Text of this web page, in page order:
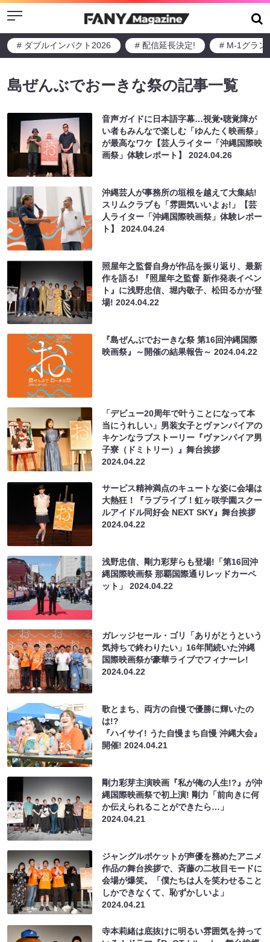
Menu
# ダブルインパクト2026 # 配信延長決定! # M-1グラン
島ぜんぶでおーきな祭の記事一覧
音声ガイドに日本語字幕…視覚•聴覚障が
い者もみんなで楽しむ「ゆんたく映画祭」
が最高なワケ【芸人ライター「沖縄国際映
画祭」体験レポート】2024.04.26
沖縄芸人が事務所の垣根を越えて大集結!
スリムクラブも「雰囲気いいよぉ!」【芸
人ライター「沖縄国際映画祭」体験レポー
ト】2024.04.24
照屋年之監督自身が作品を振り返り、最新
作を語る! 『照屋年之監督 新作発表イベン
ト』に浅野忠信、堀内敬子、松田るかが登
場!2024.04.22
『島ぜんぶでおーきな祭 第16回沖縄国際
映画祭』～開催の結果報告～2024.04.22
「デビュー20周年で叶うことになって本
当にうれしい」男装女子とヴァンパイアの
キケンなラブストーリー『ヴァンパイア男
子寮（ドミトリー）』舞台挨拶
2024.04.22
サービス精神満点のキュートな姿に会場は
大熱狂！『ラブライブ！虹ヶ咲学園スクー
ルアイドル同好会 NEXT SKY』舞台挨拶
2024.04.22
浅野忠信、剛力彩芽らも登場!「第16回沖
縄国際映画祭 那覇国際通りレッドカーペ
ット」2024.04.22
ガレッジセール・ゴリ「ありがとうという
気持ちで終わりたい」16年間続いた沖縄
国際映画祭が豪華ライブでフィナーレ!
2024.04.22
歌とまち、両方の自慢で優勝に輝いたの
は!?
『ハイサイ! うた自慢まち自慢 沖縄大会』
開催!2024.04.21
剛力彩芽主演映画『私が俺の人生!?』が沖
縄国際映画祭で初上演! 剛力「前向きに何
か伝えられることができたら…」
2024.04.21
ジャングルポケットが声優を務めたアニメ
作品の舞台挨拶で、斉藤の二枚目モードに
会場が爆笑。「僕たちは人を笑わせること
しかできなくて、恥ずかしいよ」
2024.04.21
寺本莉緒は底抜けに明るい雰囲気を持って